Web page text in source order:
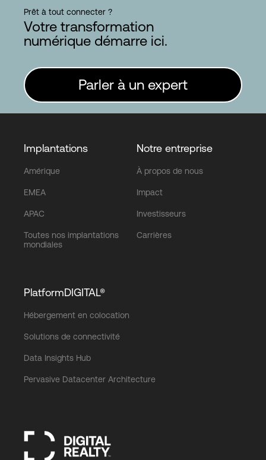
Prêt à tout connecter ?
Votre transformation
numérique démarre ici.
Parler à un expert
Implantations
Amérique
EMEA
APAC
Toutes nos implantations
mondiales
Notre entreprise
À propos de nous
Impact
Investisseurs
Carrières
PlatformDIGITAL®
Hébergement en colocation
Solutions de connectivité
Data Insights Hub
Pervasive Datacenter Architecture